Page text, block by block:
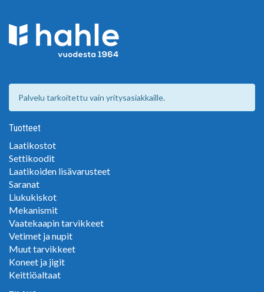
Palvelu tarkoitettu vain yritysasiakkaille.
Tuotteet
Laatikostot
Settikoodit
Laatikoiden lisävarusteet
Saranat
Liukukiskot
Mekanismit
Vaatekaapin tarvikkeet
Vetimet ja nupit
Muut tarvikkeet
Koneet ja jigit
Keittiöaltaat